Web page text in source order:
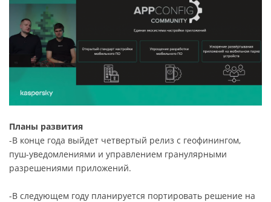
Планы развития
-В конце года выйдет четвертый релиз с геофинингом,
пуш-уведомлениями и управлением гранулярными
разрешениями приложений.
-В следующем году планируется портировать решение на